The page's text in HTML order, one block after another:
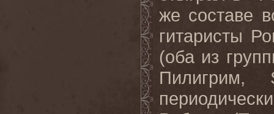
же составе
гитаристы
(оба из